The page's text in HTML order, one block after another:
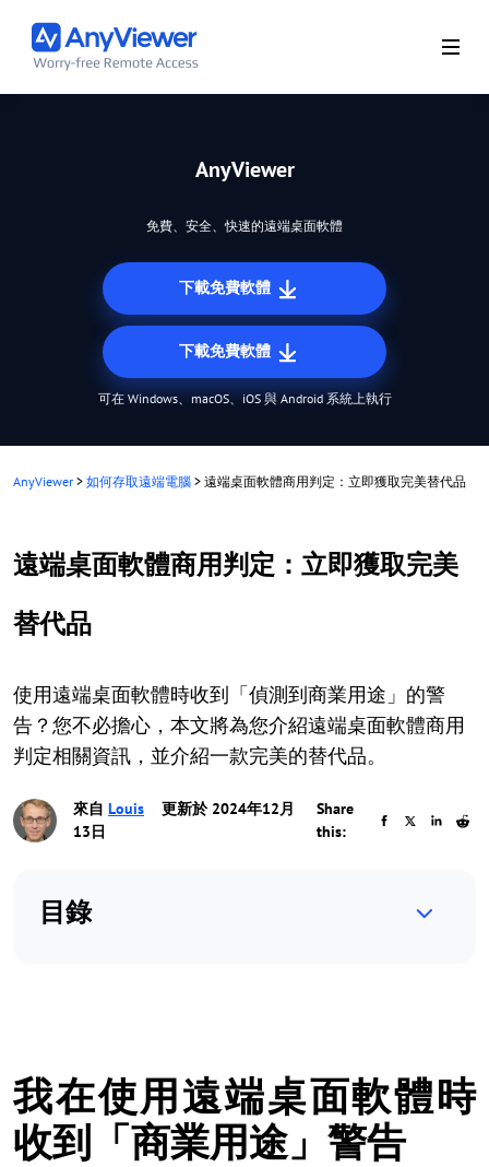
AnyViewer
免費、安全、快速的遠端桌面軟體
下載免費軟體
下載免費軟體
可在 Windows、macOS、iOS 與 Android 系統上執行
AnyViewer > 如何存取遠端電腦 > 遠端桌面軟體商用判定：立即獲取完美替代品
遠端桌面軟體商用判定：立即獲取完美
替代品
使用遠端桌面軟體時收到「偵測到商業用途」的警
告？您不必擔心，本文將為您介紹遠端桌面軟體商用
判定相關資訊，並介紹一款完美的替代品。
來自 Louis
更新於 2024年12月
13日
Share
this:
目錄
我在使用遠端桌面軟體時
收到「商業用途」警告